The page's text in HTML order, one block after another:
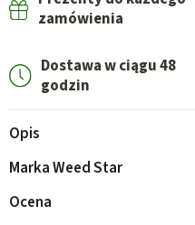
zamówienia
Dostawa w ciągu 48
godzin
Opis
MarkaWeed Star
Ocena